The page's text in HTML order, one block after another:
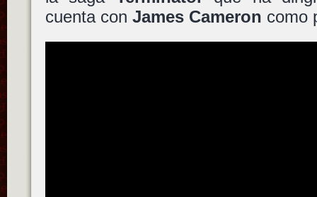
cuenta con James Cameron como